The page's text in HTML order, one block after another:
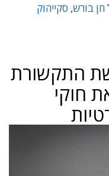
חן בורש, סקייהוק
התקשורת
חוקי